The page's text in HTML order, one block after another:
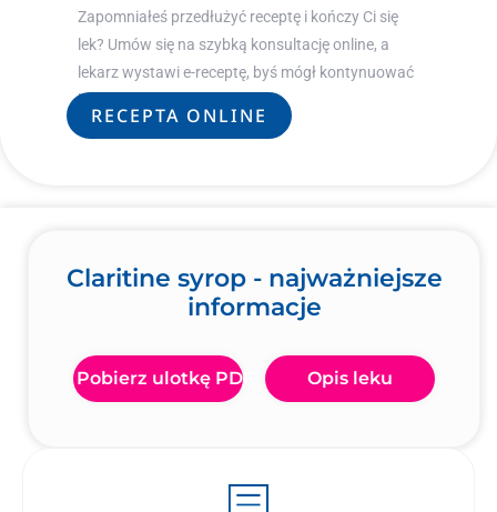
Zapomniałeś przedłużyć receptę i kończy Ci się
lek? Umów się na szybką konsultację online, a
lekarz wystawi e-receptę, byś mógł kontynuować
leczenie.
RECEPTA ONLINE
Claritine syrop - najważniejsze
informacje
Pobierz ulotkę PDF Opis leku